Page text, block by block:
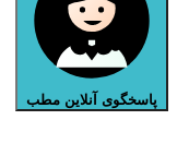
پاسخگوی آنلاین مطب